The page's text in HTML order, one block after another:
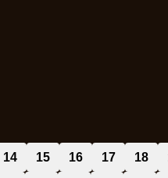
14 15 16 17 18